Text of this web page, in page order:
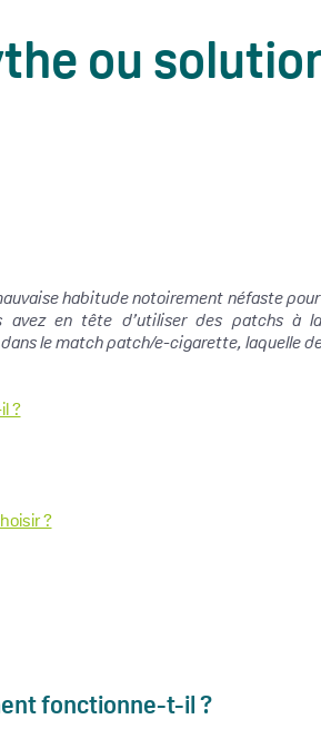
ou
habitude notoirement néfaste
en tête d’utiliser des patchs à
le match patch/e-cigarette, laquelle
?
?
fonctionne-t-il ?